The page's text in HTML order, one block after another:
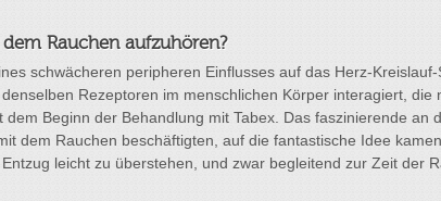
Rauchen aufzuhören?
schwächeren peripheren Einflusses auf das Herz-
Rezeptoren im menschlichen Körper interagiert, die
Beginn der Behandlung mit Tabex. Das faszinierende an
dem Rauchen beschäftigten, auf die fantastische Idee
leicht zu überstehen, und zwar begleitend zur Zeit der